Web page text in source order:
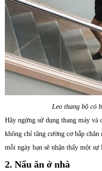
Leo thang bộ có
Hãy ngừng sử dụng thang máy và
không chỉ tăng cường cơ bắp
mỗi ngày bạn sẽ nhận thấy một sự
2. Nấu ăn ở nhà